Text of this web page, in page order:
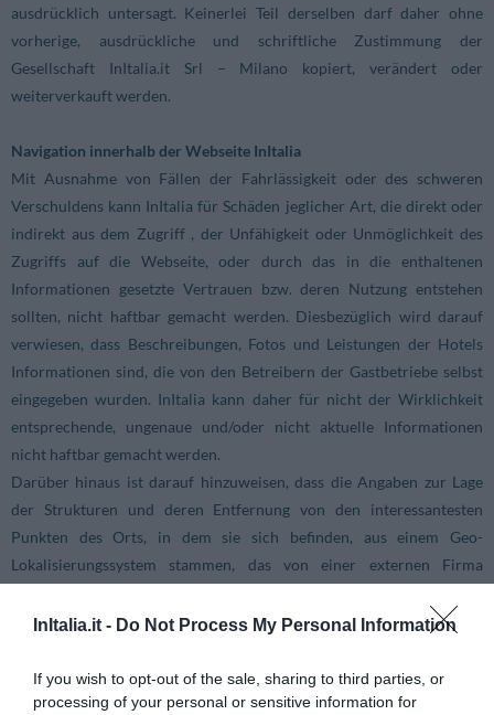
InItalia.it - Do Not Process My Personal Information
If you wish to opt-out of the sale, sharing to third parties, or
processing of your personal or sensitive information for
ausdrücklich untersagt. Keinerlei Teil derselben darf daher ohne
vorherige, ausdrückliche und schriftliche Zustimmung der
Gesellschaft InItalia.it Srl – Milano kopiert, verändert oder
weiterverkauft werden.
Navigation innerhalb der Webseite InItalia
Mit Ausnahme von Fällen der Fahrlässigkeit oder des schweren
Verschuldens kann InItalia für Schäden jeglicher Art, die direkt oder
indirekt aus dem Zugriff , der Unfähigkeit oder Unmöglichkeit des
Zugriffs auf die Webseite, oder durch das in die enthaltenen
Informationen gesetzte Vertrauen bzw. deren Nutzung entstehen
sollten, nicht haftbar gemacht werden. Diesbezüglich wird darauf
verwiesen, dass Beschreibungen, Fotos und Leistungen der Hotels
Informationen sind, die von den Betreibern der Gastbetriebe selbst
eingegeben wurden. InItalia kann daher für nicht der Wirklichkeit
entsprechende, ungenaue und/oder nicht aktuelle Informationen
nicht haftbar gemacht werden.
Darüber hinaus ist darauf hinzuweisen, dass die Angaben zur Lage
der Strukturen und deren Entfernung von den interessantesten
Punkten des Orts, in dem sie sich befinden, aus einem Geo-
Lokalisierungssystem stammen, das von einer externen Firma
Angaben.
Link an angebundene externe Webseiten
InItalia haftet weder direkt noch indirekt für die Webseiten, auf die